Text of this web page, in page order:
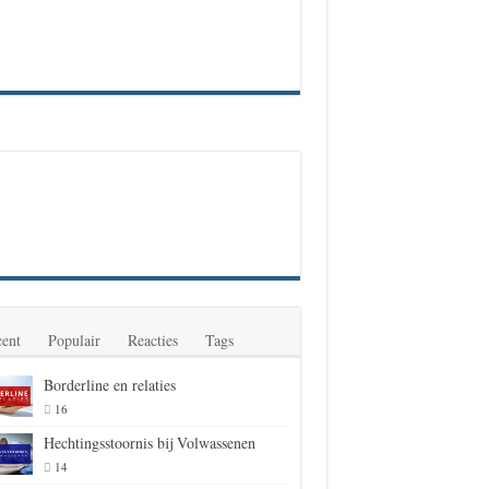
Populair Reacties Tags
Borderline en relaties
16
Hechtingsstoornis bij Volwassenen
14